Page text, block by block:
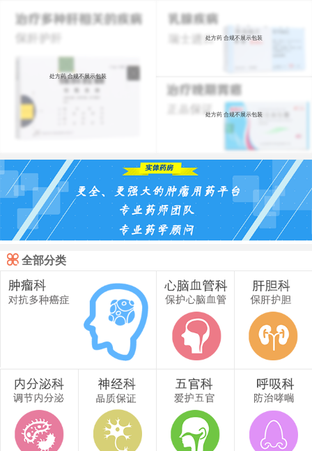
处方药 合规不展示包装
处方药 合规不展示包装
处方药 合规不展示包装
 全部分类